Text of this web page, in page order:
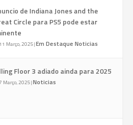
de Indiana Jones and the
Circle para PS5 pode estar
Março, 2025|Em Destaque Noticias
Floor 3 adiado ainda para 2025
Março, 2025|Noticias